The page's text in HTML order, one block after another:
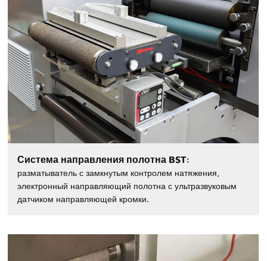
Система направления полотна BST:
разматыватель с замкнутым контролем натяжения,
электронный направляющий полотна с ультразвуковым
датчиком направляющей кромки.